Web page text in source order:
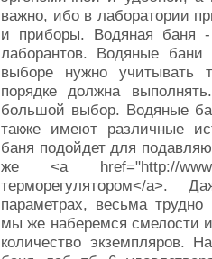
важно, ибо в лаборатории
и приборы. Водяная баня
лаборантов. Водяные
выборе нужно учитывать
порядке должна
большой выбор. Водяные
также имеют различные
баня подойдет для
же <a href="http://
терморегулятором</a>.
параметрах, весьма
мы же наберемся смелости
количество экземпляров.